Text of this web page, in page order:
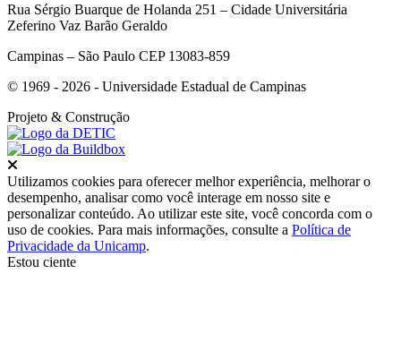
Rua Sérgio Buarque de Holanda 251 – Cidade Universitária
Zeferino Vaz Barão Geraldo
Campinas – São Paulo CEP 13083-859
© 1969 - 2026 - Universidade Estadual de Campinas
Projeto & Construção
Utilizamos cookies para oferecer melhor experiência, melhorar o
desempenho, analisar como você interage em nosso site e
personalizar conteúdo. Ao utilizar este site, você concorda com o
uso de cookies. Para mais informações, consulte a Política de
Privacidade da Unicamp.
Estou ciente